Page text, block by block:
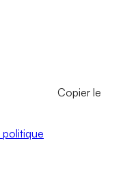
Copier le
politique